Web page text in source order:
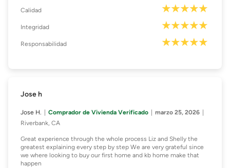
Calidad
Integridad
Responsabilidad
Jose h
Jose H. Comprador de Vivienda Verificado
marzo 25, 2026
Riverbank, CA
Great experience through the whole process Liz and Shelly the
greatest explaining every step by step We are very grateful since
we where looking to buy our first home and kb home make that
happen